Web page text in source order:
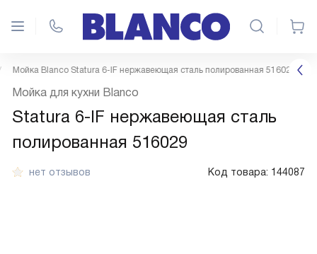
Мойка Blanco Statura 6-IF нержавеющая сталь полированная 516029
нет отзывов Код товара: 144087
Мойка для кухни Blanco
Statura 6-IF нержавеющая сталь
полированная 516029